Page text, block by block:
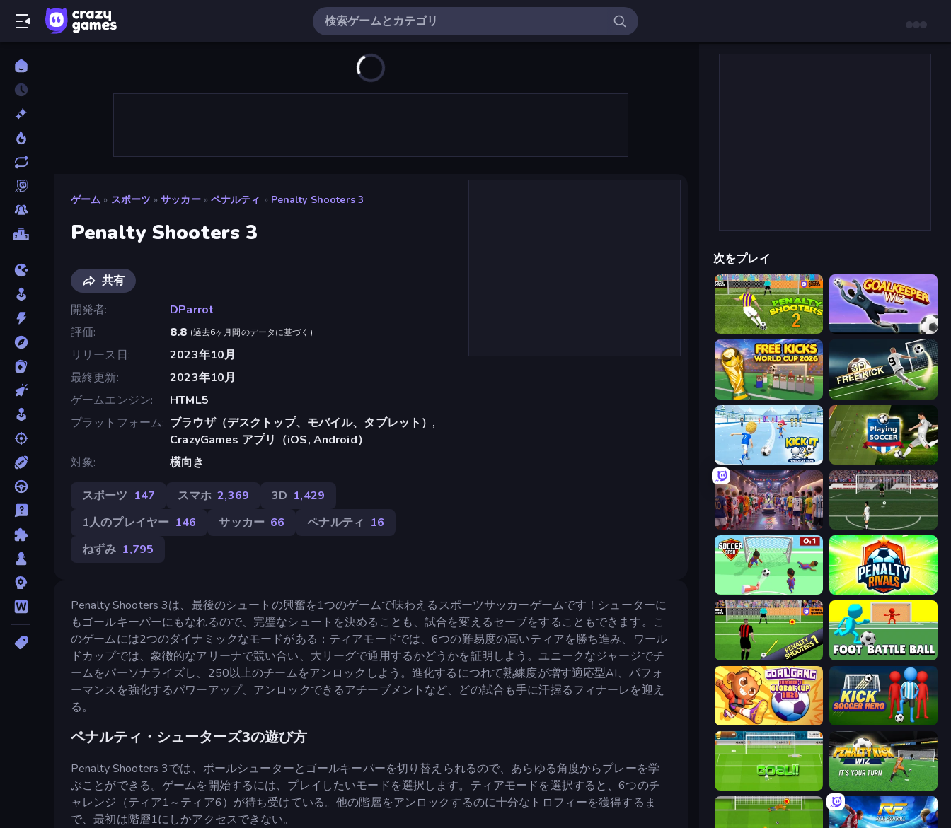
ゲーム » スポーツ » サッカー » ペナルティ » Penalty Shooters 3
Penalty Shooters 3
共有
開発者
DParrot
評価
8.8 (過去6ヶ月間のデータに基づく )
リリース日
2023年10月
最終更新
2023年10月
ゲームエンジン
HTML5
プラットフォーム ブラウザ（デスクトップ、モバイル、タブレット）,
CrazyGames アプリ（iOS, Android）
対象
横向き
スポーツ 147 スマホ 2,369 3D 1,429
1人のプレイヤー 146 サッカー 66 ペナルティ 16
ねずみ 1,795
Penalty Shooters 3は、最後のシュートの興奮を1つのゲームで味わえるスポーツサッカーゲームです！シューターに
もゴールキーパーにもなれるので、完璧なシュートを決めることも、試合を変えるセーブをすることもできます。こ
のゲームには2つのダイナミックなモードがある：ティアモードでは、6つの難易度の高いティアを勝ち進み、ワール
ドカップでは、象徴的なアリーナで競い合い、大リーグで通用するかどうかを証明しよう。ユニークなジャージでチ
ームをパーソナライズし、250以上のチームをアンロックしよう。進化するにつれて熟練度が増す適応型AI、パフォ
ーマンスを強化するパワーアップ、アンロックできるアチーブメントなど、どの試合も手に汗握るフィナーレを迎え
る。
ペナルティ・シューターズ3の遊び方
Penalty Shooters 3では、ボールシューターとゴールキーパーを切り替えられるので、あらゆる角度からプレーを学
ぶことができる。ゲームを開始するには、プレイしたいモードを選択します。ティアモードを選択すると、6つのチ
ャレンジ（ティア1～ティア6）が待ち受けている。他の階層をアンロックするのに十分なトロフィーを獲得するま
で、最初は階層1にしかアクセスできない。
次をプレイ
Penalty Shooters 2 Goalkeeper Wiz
Free Kicks World Cup 2026
Kick It – Fun Soccer Game Playing Soccer
CG FC 26 Bicycle Kick Champ
Soccer Dash Penalty Rivals
Penalty Shooters Foot Battle Ball
Goal Gang Kick Soccer Hero
Penalty Kick Wiz